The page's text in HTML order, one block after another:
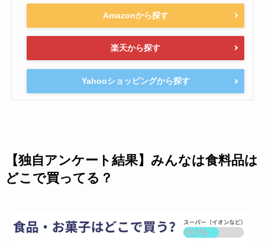
Amazonから探す
楽天から探す
Yahooショッピングから探す
【独自アンケート結果】みんなは食料品は
どこで買ってる？